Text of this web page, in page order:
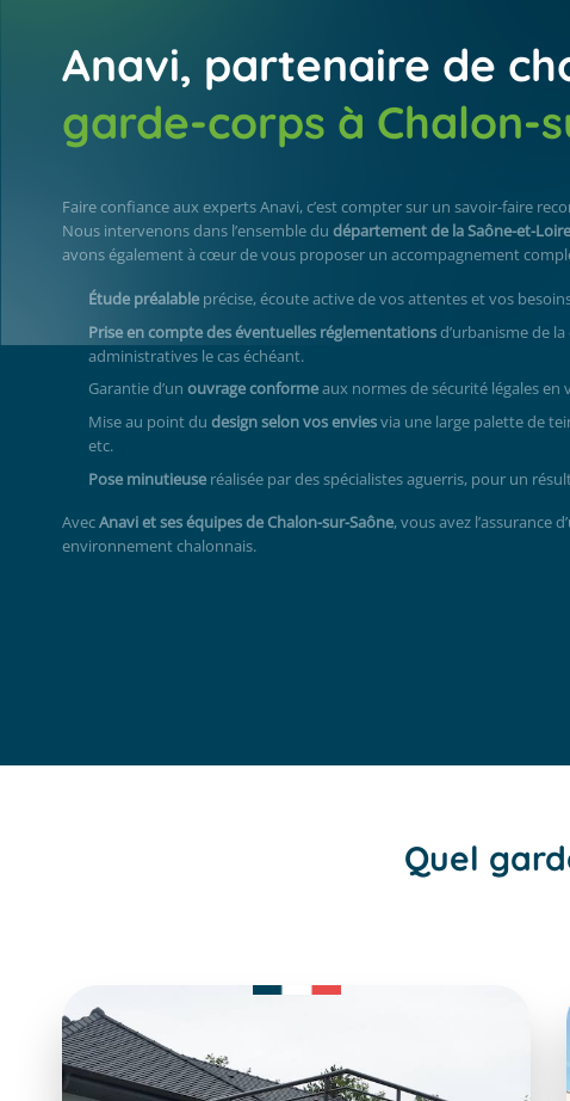
Anavi, partenaire de
garde-corps à Chalon-
Faire confiance aux experts Anavi, c’est compter sur un savoir-faire
Nous intervenons dans l’ensemble du département de la Saône-et-Loire
avons également à cœur de vous proposer un accompagnement
Étude préalableprécise, écoute active de vos attentes et vos
Prise en compte des éventuelles réglementationsd’urbanisme de
administratives le cas échéant.
Garantie d’un ouvrage conformeaux normes de sécurité légales en
Mise au point du design selon vos enviesvia une large palette de
etc.
Pose minutieuseréalisée par des spécialistes aguerris, pour un
AvecAnavi et ses équipes de Chalon-sur-Saône, vous avez l’assurance
environnement chalonnais.
Quel